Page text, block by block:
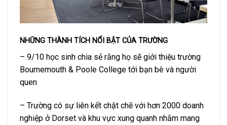
NHỮNG THÀNH TÍCH NỔI BẬT CỦA TRƯỜNG
– 9/10 học sinh chia sẻ rằng họ sẽ giới thiệu trường
Bournemouth & Poole College tới bạn bè và người
quen
– Trường có sự liên kết chặt chẽ với hơn 2000 doanh
nghiệp ở Dorset và khu vực xung quanh nhằm mang